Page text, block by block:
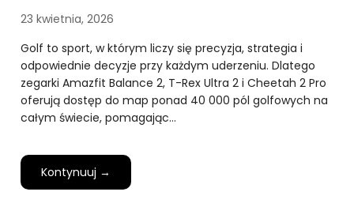
23 kwietnia, 2026
Golf to sport, w którym liczy się precyzja, strategia i
odpowiednie decyzje przy każdym uderzeniu. Dlatego
zegarki Amazfit Balance 2, T-Rex Ultra 2 i Cheetah 2 Pro
oferują dostęp do map ponad 40 000 pól golfowych na
całym świecie, pomagając…
Kontynuuj →